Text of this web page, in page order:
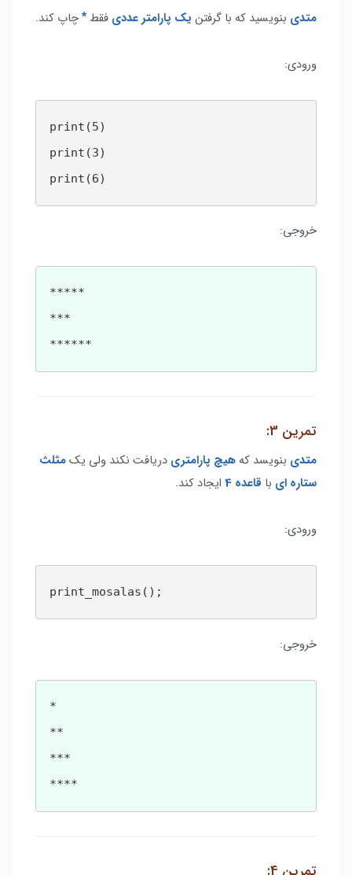
متدی بنویسید که با گرفتن یک پارامتر عددی فقط * چاپ کند.
ورودی:
print(5)
print(3)
print(6)
خروجی:
*****
***
******
تمرین 3:
متدی بنویسد که هیچ پارامتری دریافت نکند ولی یکمثلث
ستاره ای با قاعده 4 ایجاد کند.
ورودی:
print_mosalas();
خروجی:
*
**
***
****